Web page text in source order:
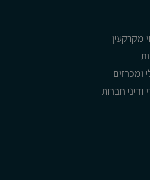
מקרקעין
ומכרזים
חברות